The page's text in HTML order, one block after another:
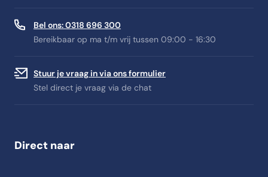
Bel ons: 0318 696 300
Bereikbaar op ma t/m vrij tussen 09:00 - 16:30
Stuur je vraag in via ons formulier
Stel direct je vraag via de chat
Direct naar